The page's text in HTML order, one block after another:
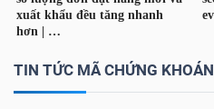
TIN TỨC MÃ CHỨNG KHOÁN
Tất cả Cổ phiếu
Lãnh